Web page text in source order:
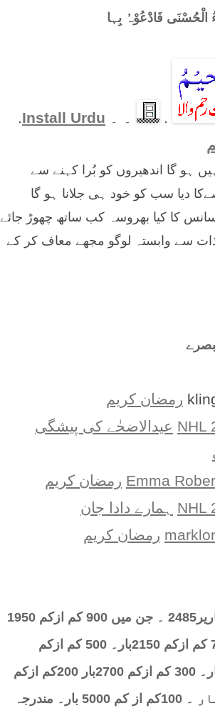
الْحُسْنَی فَادْعُوْہُ بِہا
. ۔ ۔ Install Urdu
.
ہو گا اندھیروں کو بُرا کہنے سے
دیا سب کو خود ہی جلانا ہو گا
کا کیا بھروسہ کب ساتھ چھوڑ جائے
سے وابستہ لوگو مجھے معاف کر کے
رمضان کریم
NHL عیدالاضحٰے کی پیشگی
Emma رمضان کریم
NHL
ہمارے دادا جان
رمضان کریم
کل تحارير2485 ۔ جن میں 900 کم ازکم 1950
بار 700 کم ازکم 2150بار۔ 500 کم ازکم
2350بار۔ 300 کم ازکم 2700بار 200کم ازکم
3150بار ۔ 100کم از کم 5000 بار۔ مندرجہ